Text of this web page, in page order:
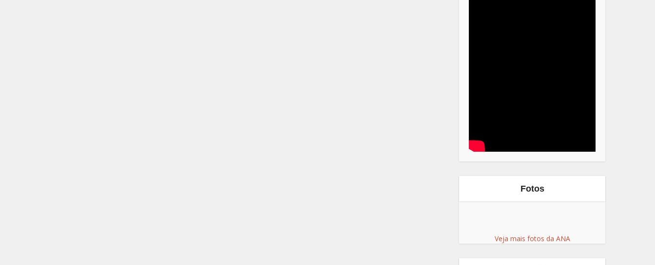
Fotos
Veja mais fotos da ANA